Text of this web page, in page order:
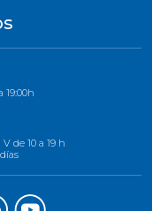
19:00h
de 10 a 19 h